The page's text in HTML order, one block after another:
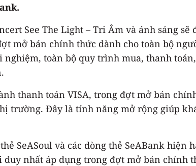
See The Light – Tri Âm và ánh sáng
mở bán chính thức dành cho toàn bộ
nghiệm, toàn bộ quy trình mua, thanh
thanh toán VISA, trong đợt mở bán
trường. Đây là tính năng mở rộng giúp
SeASoul và các dòng thẻ SeABank
nhất áp dụng trong đợt mở bán chính